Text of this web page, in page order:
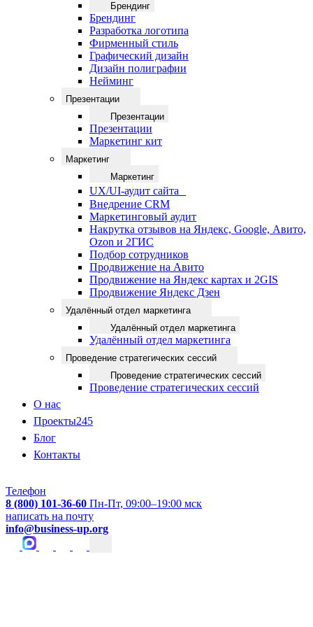
Брендинг
Брендинг
Разработка логотипа
Фирменный стиль
Графический дизайн
Дизайн полиграфии
Нейминг
Презентации
Презентации
Презентации
Маркетинг кит
Маркетинг
Маркетинг
UX/UI-аудит сайта
Внедрение CRM
Маркетинговый аудит
Накрутка отзывов на Яндекс, Google, Авито,
Ozon и 2ГИС
Подбор сотрудников
Продвижение на Авито
Продвижение на Яндекс картах и 2GIS
Продвижение Яндекс Дзен
Удалённый отдел маркетинга
Удалённый отдел маркетинга
Удалённый отдел маркетинга
Проведение стратегических сессий
Проведение стратегических сессий
Проведение стратегических сессий
О нас
Проекты245
Блог
Контакты
Телефон
8 (800) 101-36-60 Пн-Пт, 09:00–19:00 мск
написать на почту
info@business-up.org